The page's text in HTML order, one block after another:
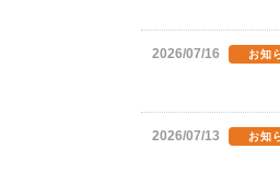
2026/07/16 お知
2026/07/13 お知